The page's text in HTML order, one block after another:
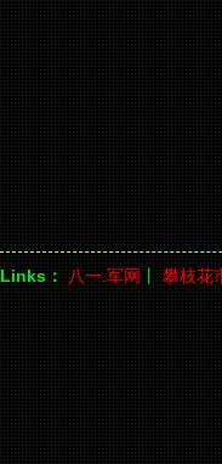
Links： 八一.军网丨攀枝花